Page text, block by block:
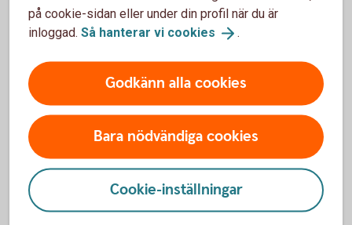
kassasystem?
paketlösning?
För att se detta innehåll behöver du först
godkänna cookies för Funktioner, prestanda
och statistik.
Inställningar för cookies
på cookie-sidan eller under din profil när du är
inloggad. Så hanterar vi cookies .
Godkänn alla cookies
Bara nödvändiga cookies
Cookie-inställningar